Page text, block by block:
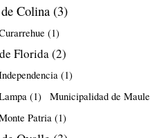
Colina (3)
(1)
Florida(2)
(1)
(1) Municipalidad de Maule
Patria (1)